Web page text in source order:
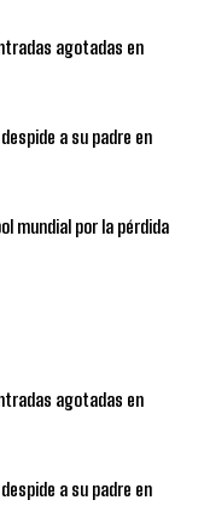
agotadas en
a su padre en
mundial por la pérdida
agotadas en
a su padre en